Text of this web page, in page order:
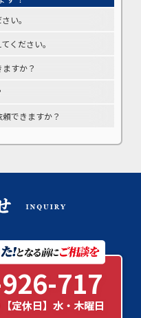
い。
ください。
すか？
できますか？
717
定休日】水・木曜日